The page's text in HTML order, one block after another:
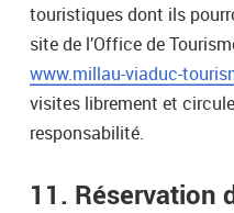
touristiques dont ils
site de l’Office de
www.millau-viaduc-
visites librement et
responsabilité.
11. Réservation